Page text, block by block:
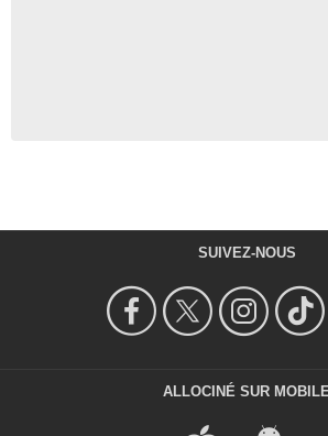
SUIVEZ-NOUS
ALLOCINÉ SUR